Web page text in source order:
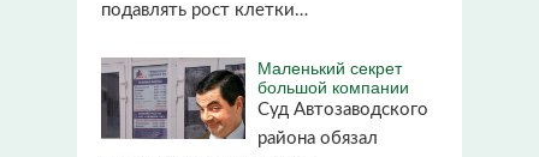
подавлять рост клетки…
Маленький секрет
большой компании
Суд Автозаводского
района обязал